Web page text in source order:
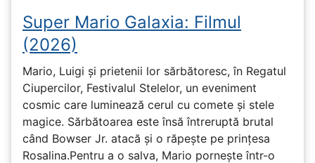
Super Mario Galaxia: Filmul
(2026)
Mario, Luigi și prietenii lor sărbătoresc, în Regatul
Ciupercilor, Festivalul Stelelor, un eveniment
cosmic care luminează cerul cu comete și stele
magice. Sărbătoarea este însă întreruptă brutal
când Bowser Jr. atacă și o răpește pe prinţesa
Rosalina.Pentru a o salva, Mario pornește într-o